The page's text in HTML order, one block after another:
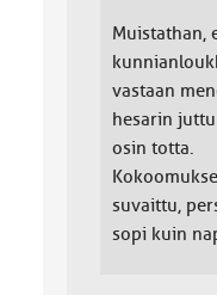
Muistathan,
vastaan
hesarin
osin totta.
suvaittu,
sopi kuin